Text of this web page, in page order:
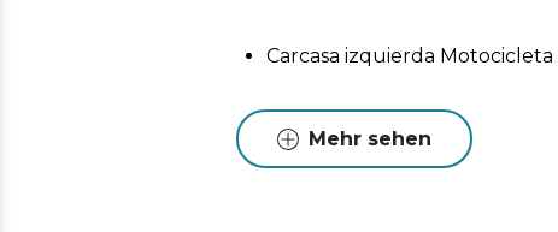
Carcasa izquierda Motocicleta
Mehr sehen